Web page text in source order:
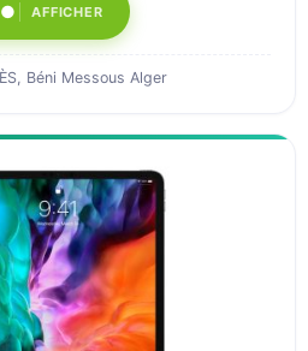
AFFICHER
Béni Messous Alger